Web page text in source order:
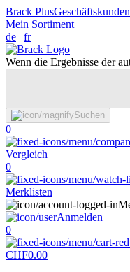
Brack PlusGeschäftskunden
Mein Sortiment
de | fr
Wenn die Ergebnisse der
Suchen
0
Vergleich
0
Merklisten
Anmelden
0
CHF0.00